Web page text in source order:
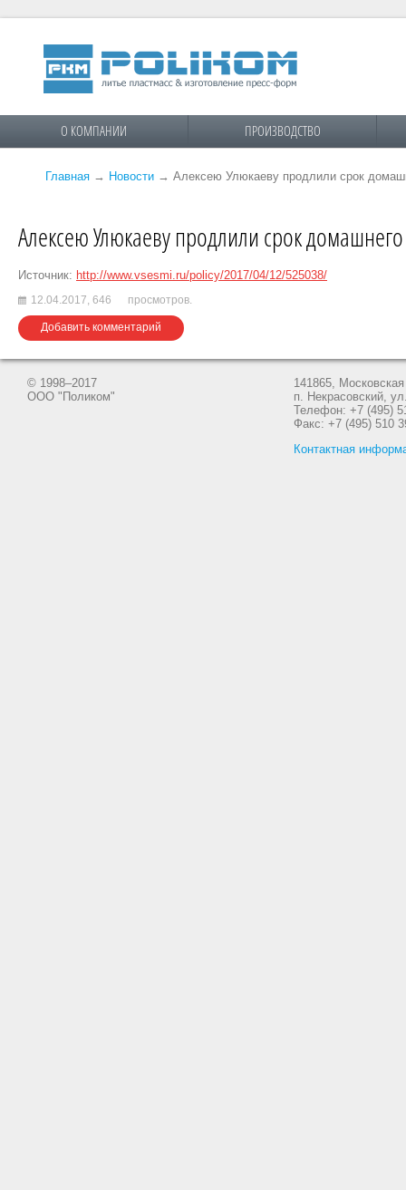
О КОМПАНИИ ПРОИЗВОДСТВО
Главная → Новости → Алексею Улюкаеву продлили срок
Алексею Улюкаеву продлили срок домашнего
Источник: http://www.vsesmi.ru/policy/2017/04/12/525038/
12.04.2017, 646 просмотров.
Добавить комментарий
© 1998–2017
ООО "Поликом"
141865,
п. Некрасовский,
Телефон: +7 (495)
Факс: +7 (495) 510
Контактная